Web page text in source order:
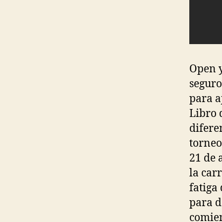
Open
para
Libro
21 de
la
fatiga
para